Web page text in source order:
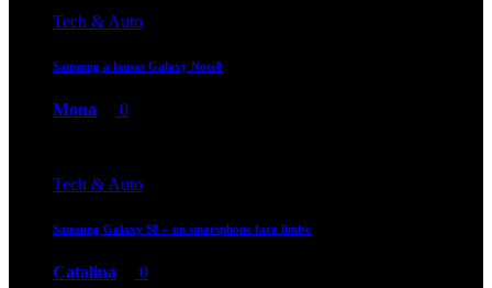
Tech & Auto
Samsung a lansat Galaxy Note8
Mona 0
Tech & Auto
Samsung Galaxy S8 – un smartphone fara limite
Catalina 0